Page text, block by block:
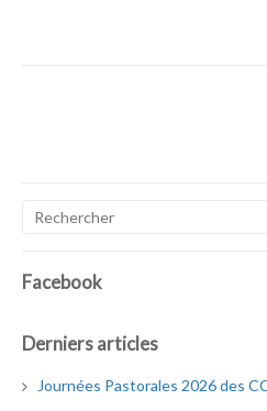
Facebook
Derniers articles
Journées Pastorales 2026 des